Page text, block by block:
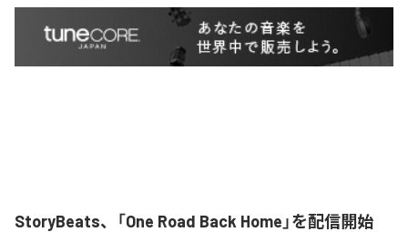
StoryBeats、「One Road Back Home」を配信開始